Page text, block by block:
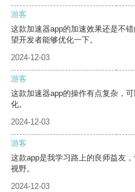
游客
这款加速器app的加速效果还是不
望开发者能够优化一下。
2024-12-03
游客
这款加速器app的操作有点复杂，
化。
2024-12-03
游客
这款app是我学习路上的良师益友
视野。
2024-12-03